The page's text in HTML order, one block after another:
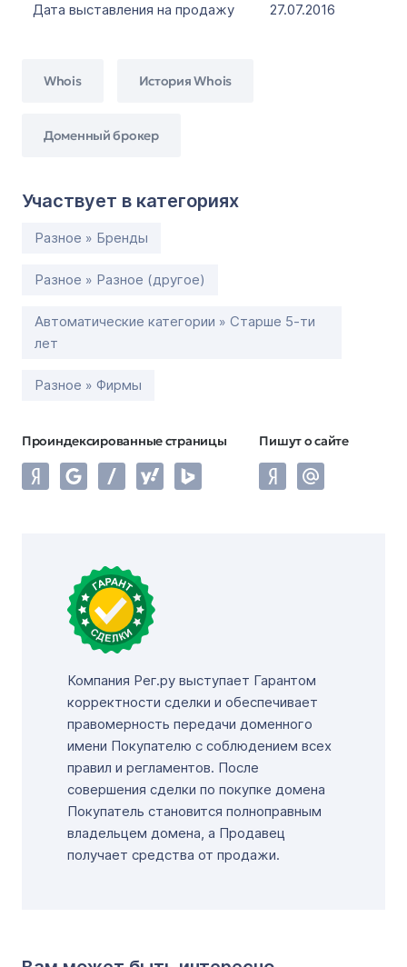
Дата выставления на продажу
27.07.2016
Whois История Whois
Доменный брокер
Участвует в категориях
Разное » Бренды
Разное » Разное (другое)
Автоматические категории » Старше 5-ти
лет
Разное » Фирмы
Проиндексированные страницы Пишут о сайте
Компания Рег.ру выступает Гарантом
корректности сделки и обеспечивает
правомерность передачи доменного
имени Покупателю с соблюдением всех
правил и регламентов. После
совершения сделки по покупке домена
Покупатель становится полноправным
владельцем домена, а Продавец
получает средства от продажи.